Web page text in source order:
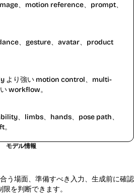
、motion reference、prompt、
、gesture、avatar、product
より強い motion control、multi-
workflow。
、limbs、hands、pose path、
モデル情報
う場面、準備すべき入力、生成前に確認
限を判断できます。